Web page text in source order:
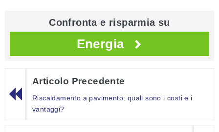
Confronta e risparmia su
Energia
Articolo Precedente
Riscaldamento a pavimento: quali sono i costi e i
vantaggi?